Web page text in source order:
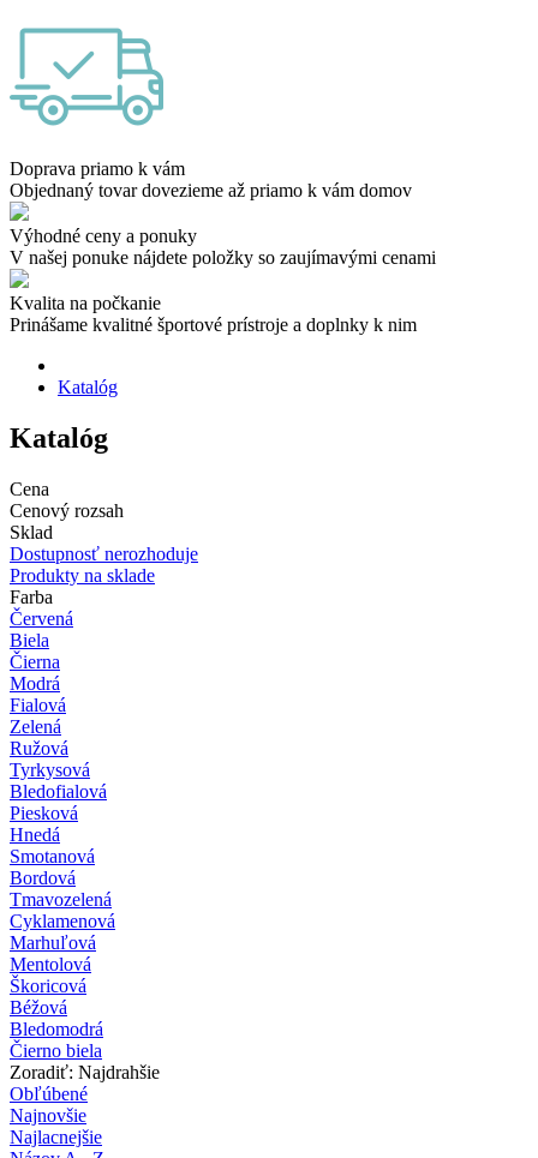
Doprava priamo k vám
Objednaný tovar dovezieme až priamo k vám domov
Výhodné ceny a ponuky
V našej ponuke nájdete položky so zaujímavými cenami
Kvalita na počkanie
Prinášame kvalitné športové prístroje a doplnky k nim
Katalóg
Katalóg
Cena
Cenový rozsah
Sklad
Dostupnosť nerozhoduje
Produkty na sklade
Farba
Červená
Biela
Čierna
Modrá
Fialová
Zelená
Ružová
Tyrkysová
Bledofialová
Piesková
Hnedá
Smotanová
Bordová
Tmavozelená
Cyklamenová
Marhuľová
Mentolová
Škoricová
Béžová
Bledomodrá
Čierno biela
Zoradiť: Najdrahšie
Obľúbené
Najnovšie
Najlacnejšie